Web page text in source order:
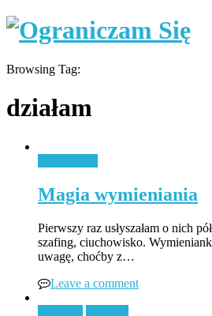
Browsing Tag:
działam
Magia wymieniania
Pierwszy raz usłyszałam o nich
szafing, ciuchowisko.
uwagę, choćby z…
Leave a comment